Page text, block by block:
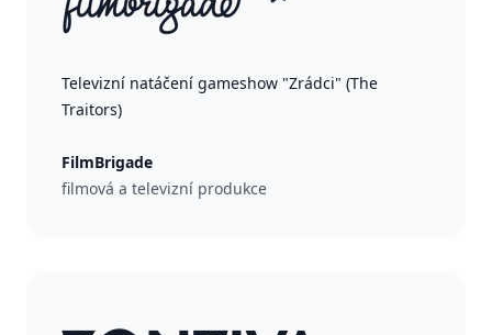
Televizní natáčení gameshow "Zrádci" (The
Traitors)
FilmBrigade
filmová a televizní produkce